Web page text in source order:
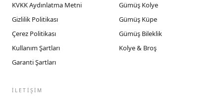
KVKK Aydınlatma Metni
Gizlilik Politikası
Çerez Politikası
Kullanım Şartları
Garanti Şartları
Gümüş Kolye
Gümüş Küpe
Gümüş Bileklik
Kolye & Broş
İLETIŞIM